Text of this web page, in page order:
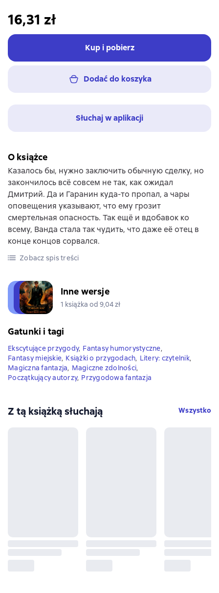
16,31 zł
Kup i pobierz
Dodać do koszyka
Słuchaj w aplikacji
O książce
Казалось бы, нужно заключить обычную сделку, но
закончилось всё совсем не так, как ожидал
Дмитрий. Да и Гаранин куда-то пропал, а чары
оповещения указывают, что ему грозит
смертельная опасность. Так ещё и вдобавок ко
всему, Ванда стала так чудить, что даже её отец в
конце концов сорвался.
Zobacz spis treści
Inne wersje
1 książka od 9,04 zł
Gatunki i tagi
Ekscytujące przygody, Fantasy humorystyczne,
Fantasy miejskie, Książki o przygodach, Litery: czytelnik,
Magiczna fantazja, Magiczne zdolności,
Początkujący autorzy, Przygodowa fantazja
Z tą książką słuchają Wszystko